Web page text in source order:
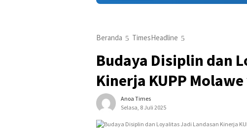
Beranda TimesHeadline
Budaya Disiplin dan
Kinerja KUPP
Anoa Times
Selasa, 8 Juli 2025